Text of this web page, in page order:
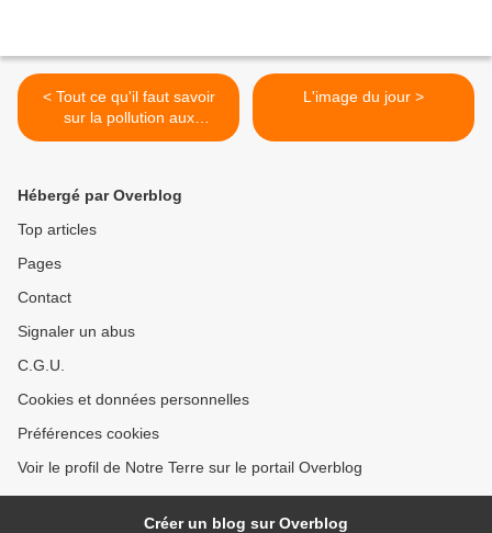
< Tout ce qu'il faut savoir
sur la pollution aux
particules fines
L'image du jour >
Hébergé par Overblog
Top articles
Pages
Contact
Signaler un abus
C.G.U.
Cookies et données personnelles
Préférences cookies
Voir le profil de Notre Terre sur le portail Overblog
Créer un blog sur Overblog